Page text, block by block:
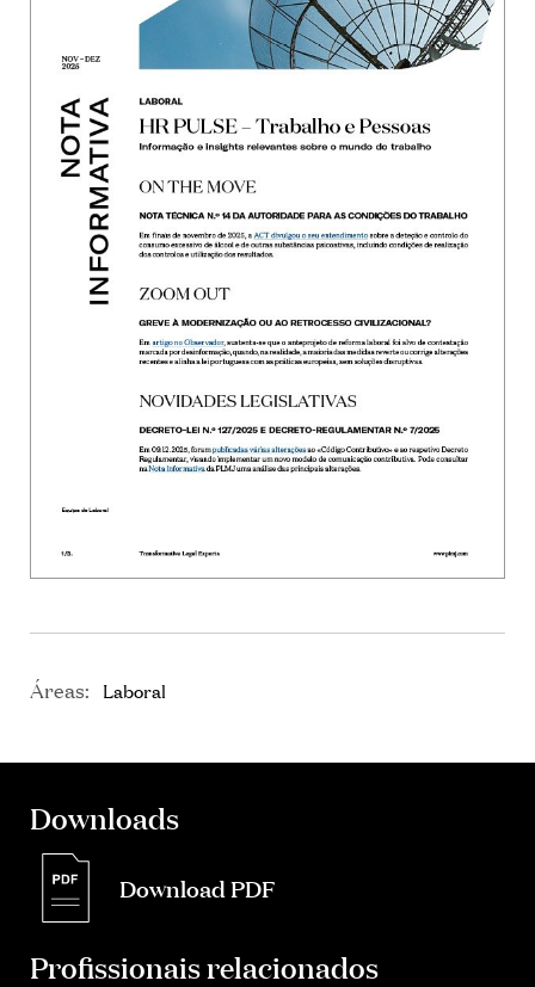
Áreas: Laboral
Downloads
Download PDF
Profissionais relacionados